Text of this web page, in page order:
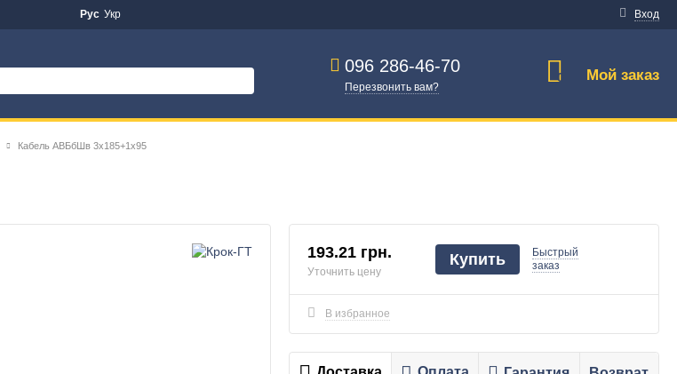
Новости Вход
Рус Укр
096 286-46-70
Перезвонить вам?
0 Мой заказ
Кабель АВБбШв 3х185+1х95
193.21 грн.
Уточнить цену
Купить
Быстрый
заказ
В избранное